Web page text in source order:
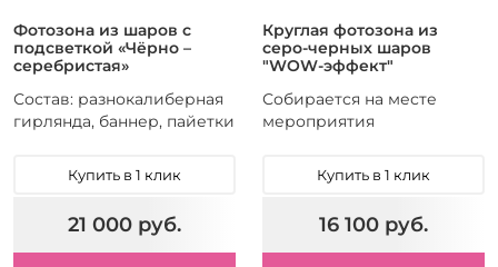
Фотозона из шаров с
подсветкой «Чёрно –
серебристая»
Состав: разнокалиберная
гирлянда, баннер, пайетки
Купить в 1 клик
21 000 руб.
Круглая фотозона из
серо-черных шаров
"WOW-эффект"
Собирается на месте
мероприятия
Купить в 1 клик
16 100 руб.